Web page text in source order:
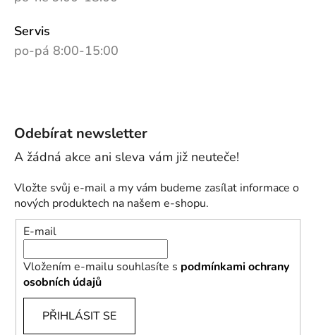
Servis
po-pá 8:00-15:00
Odebírat newsletter
Vložte svůj e-mail a my vám budeme zasílat informace o
nových produktech na našem e-shopu.
E-mail
Vložením e-mailu souhlasíte s podmínkami ochrany
osobních údajů
PŘIHLÁSIT SE